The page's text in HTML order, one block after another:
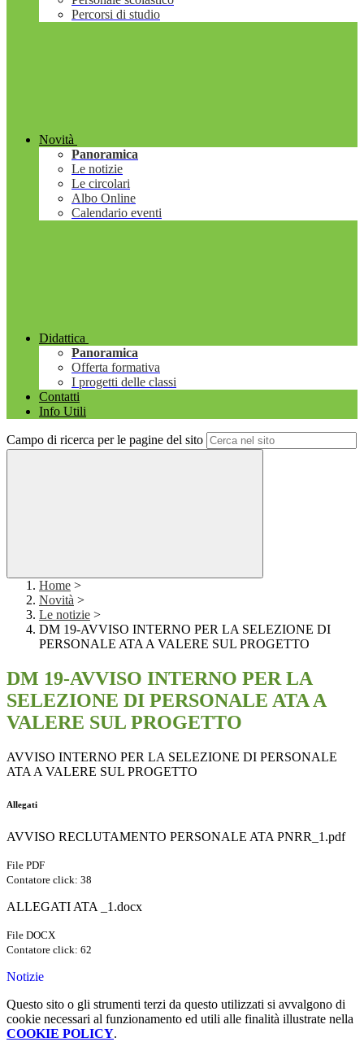
Percorsi di studio
Novità
Panoramica
Le notizie
Le circolari
Albo Online
Calendario eventi
Didattica
Panoramica
Offerta formativa
I progetti delle classi
Contatti
Info Utili
Campo di ricerca per le pagine del sito
Home >
Novità >
Le notizie >
DM 19-AVVISO INTERNO PER LA SELEZIONE DI
PERSONALE ATA A VALERE SUL PROGETTO
DM 19-AVVISO INTERNO PER LA
SELEZIONE DI PERSONALE ATA A
VALERE SUL PROGETTO
AVVISO INTERNO PER LA SELEZIONE DI PERSONALE
ATA A VALERE SUL PROGETTO
Allegati
AVVISO RECLUTAMENTO PERSONALE ATA PNRR_1.pdf
File PDF
Contatore click: 38
ALLEGATI ATA _1.docx
File DOCX
Contatore click: 62
Notizie
Questo sito o gli strumenti terzi da questo utilizzati si avvalgono di
cookie necessari al funzionamento ed utili alle finalità illustrate nella
COOKIE POLICY.